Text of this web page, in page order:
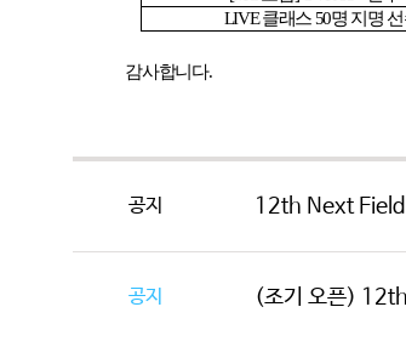
LIVE클래스50명 지명
감사합니다.
공지 12th Next Field
공지 (조기 오픈)